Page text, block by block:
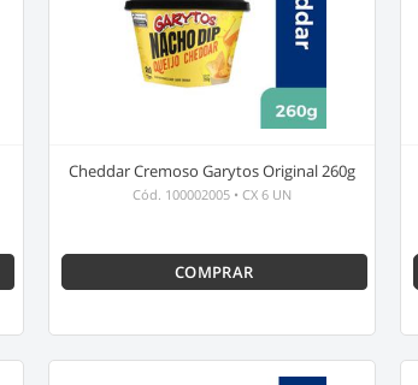
Cheddar Cremoso Garytos Original 260g
Cód. 100002005 • CX 6 UN
COMPRAR